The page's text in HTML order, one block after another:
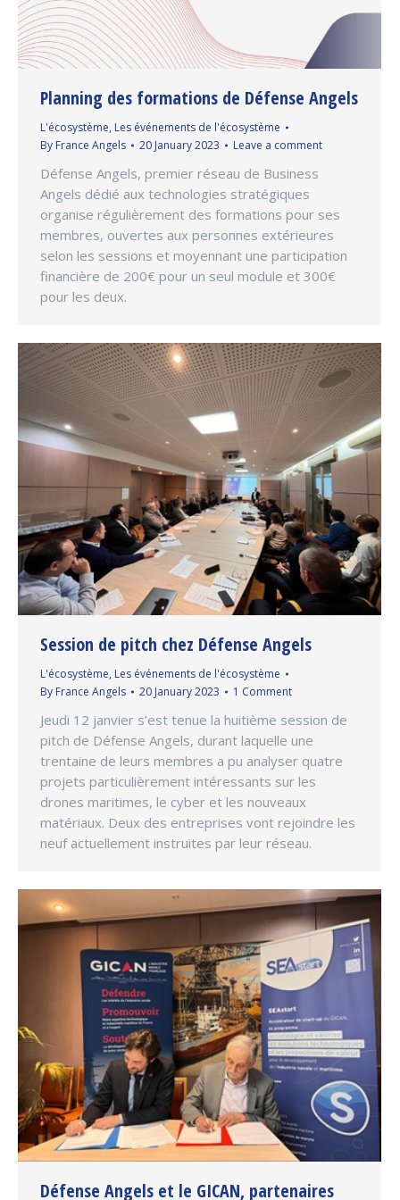
Planning des formations de Défense Angels
L'écosystème, Les événements de l'écosystème
By France Angels 20 January 2023 Leave a comment
Défense Angels, premier réseau de Business
Angels dédié aux technologies stratégiques
organise régulièrement des formations pour ses
membres, ouvertes aux personnes extérieures
selon les sessions et moyennant une participation
financière de 200€ pour un seul module et 300€
pour les deux.
Session de pitch chez Défense Angels
L'écosystème, Les événements de l'écosystème
By France Angels 20 January 2023 1 Comment
Jeudi 12 janvier s’est tenue la huitième session de
pitch de Défense Angels, durant laquelle une
trentaine de leurs membres a pu analyser quatre
projets particulièrement intéressants sur les
drones maritimes, le cyber et les nouveaux
matériaux. Deux des entreprises vont rejoindre les
neuf actuellement instruites par leur réseau.
Défense Angels et le GICAN, partenaires